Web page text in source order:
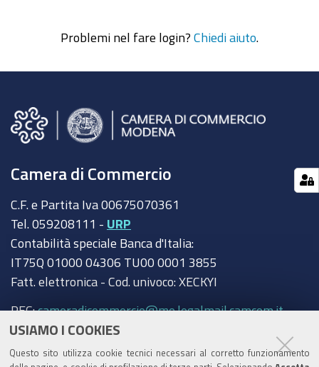
USIAMO I COOKIES
Questo sito utilizza cookie tecnici necessari al corretto funzionamento
Problemi nel fare login? Chiedi aiuto
Camera di Commercio
C.F. e Partita Iva 00675070361
Tel. 059208111 - URP
Contabilità speciale Banca d'Italia:
IT75Q 01000 04306 TU00 0001 3855
Fatt. elettronica - Cod. univoco: XECKYI
PEC:cameradicommercio@mo.legalmail.camcom.it
Trasparenza